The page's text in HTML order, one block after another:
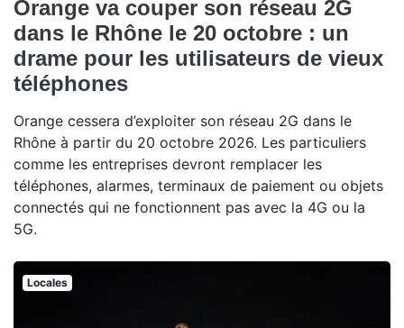
Orange va couper son réseau 2G
dans le Rhône le 20 octobre : un
drame pour les utilisateurs de vieux
téléphones
Orange cessera d’exploiter son réseau 2G dans le
Rhône à partir du 20 octobre 2026. Les particuliers
comme les entreprises devront remplacer les
téléphones, alarmes, terminaux de paiement ou objets
connectés qui ne fonctionnent pas avec la 4G ou la
5G.
Locales